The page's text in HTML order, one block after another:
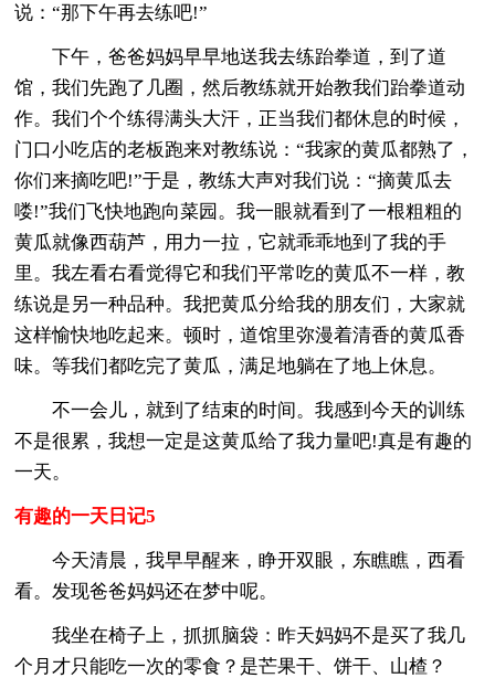
说：“那下午再去练吧!”
下午，爸爸妈妈早早地送我去练跆拳道，到了道
馆，我们先跑了几圈，然后教练就开始教我们跆拳道动
作。我们个个练得满头大汗，正当我们都休息的时候，
门口小吃店的老板跑来对教练说：“我家的黄瓜都熟了，
你们来摘吃吧!”于是，教练大声对我们说：“摘黄瓜去
喽!”我们飞快地跑向菜园。我一眼就看到了一根粗粗的
黄瓜就像西葫芦，用力一拉，它就乖乖地到了我的手
里。我左看右看觉得它和我们平常吃的黄瓜不一样，教
练说是另一种品种。我把黄瓜分给我的朋友们，大家就
这样愉快地吃起来。顿时，道馆里弥漫着清香的黄瓜香
味。等我们都吃完了黄瓜，满足地躺在了地上休息。
不一会儿，就到了结束的时间。我感到今天的训练
不是很累，我想一定是这黄瓜给了我力量吧!真是有趣的
一天。
有趣的一天日记5
今天清晨，我早早醒来，睁开双眼，东瞧瞧，西看
看。发现爸爸妈妈还在梦中呢。
我坐在椅子上，抓抓脑袋：昨天妈妈不是买了我几
个月才只能吃一次的零食？是芒果干、饼干、山楂？